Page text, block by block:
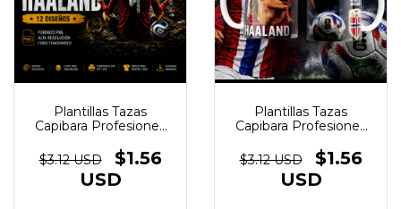
Plantillas Tazas
Capibara Profesiones
(copia) - (copia) -
(copia) - (copia) -
(copia) - (copia) -
$3.12 USD
$1.56
USD
Plantillas Tazas
Capibara Profesiones
(copia) - (copia) -
(copia) - (copia) -
(copia) - (copia) -
$3.12 USD
$1.56
USD